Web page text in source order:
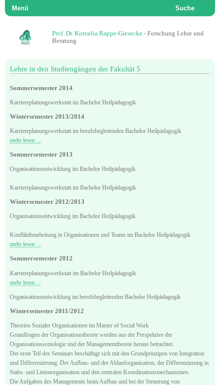
Menü Suche
Prof. Dr. Kornelia Rappe-Giesecke - Forschung Lehre und
Beratung
Lehre in den Studiengängen der Fakultät 5
Sommersemester 2014
Karriereplanungswerkstatt im Bachelor Heilpädagogik
Wintersemester 2013/2014
Karriereplanungswerkstatt im berufsbegleitenden Bachelor Heilpädagogik
mehr lesen ...
Sommersemester 2013
Organisationsentwicklung im Bachelor Heilpädagogik
Karriereplanungswerkstatt im Bachelor Heilpädagogik
Wintersemester 2012/2013
Organisationsentwicklung im Bachelor Heilpädagogik
Konfliktbearbeitung in Organisationen und Teams im Bachelor Heilpädagogik
mehr lesen ...
Sommersemester 2012
Karriereplanungswerkstatt im Bachelor Heilpädagogik
mehr lesen ...
Organisationsentwicklung im berufsbegleitenden Bachelor Heilpädagogik
Wintersemester 2011/2012
Theorien Sozialer Organisationen im Master of Social Work
Grundfragen der Organisationstheorie werden aus der Perspektive der
Organisationssoziologie und der Managementtheorie heraus betrachtet.
Der erste Teil des Seminars beschäftigt sich mit den Grundprinzipen von Integration
und Differenzierung: Der Aufbau- und der Ablauforganisation, der Differenzierung in
Stabs- und Linienorganisation und den zentralen Koordinationsmechanismen.
Die Aufgaben des Managements beim Aufbau und bei der Steuerung von